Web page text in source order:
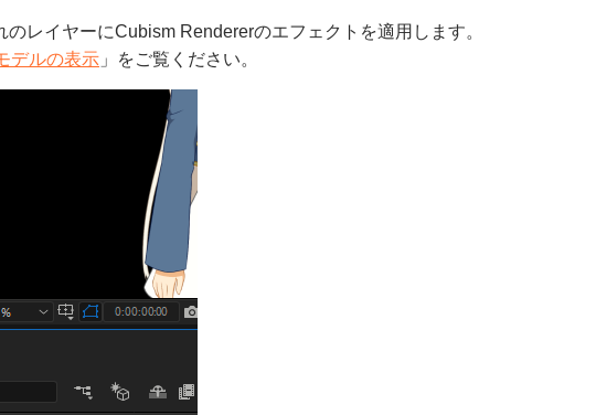
レイヤーにCubism Rendererのエフェクトを適用します。
デルの表示 」をご覧ください。